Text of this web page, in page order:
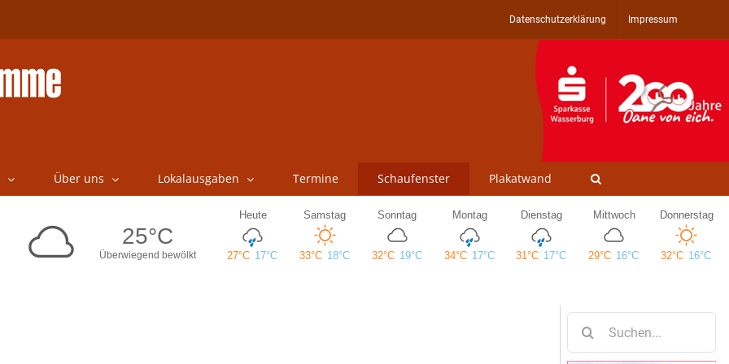
Datenschutzerklärung Impressum
Über uns Lokalausgaben Termine Schaufenster Plakatwand
nach: